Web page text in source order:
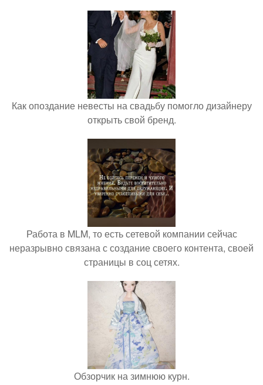
Как опоздание невесты на свадьбу помогло дизайнеру
открыть свой бренд.
Работа в MLM, то есть сетевой компании сейчас
неразрывно связана с создание своего контента, своей
страницы в соц сетях.
Обзорчик на зимнюю курн.